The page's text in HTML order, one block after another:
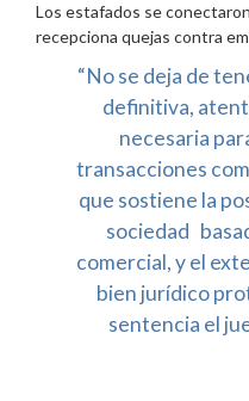
Los estafados se
recepciona quejas contra
“No se deja de
definitiva,
necesaria
transacciones
que sostiene la
sociedad
comercial, y el
bien jurídico
sentencia el